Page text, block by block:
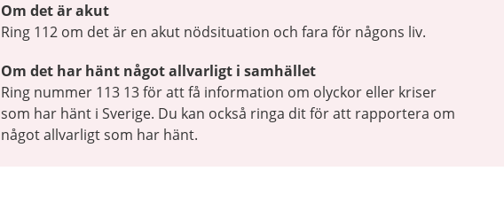
Om det är akut
Ring 112 om det är en akut nödsituation och fara för någons liv.
Om det har hänt något allvarligt i samhället
Ring nummer 113 13 för att få information om olyckor eller kriser
som har hänt i Sverige. Du kan också ringa dit för att rapportera om
något allvarligt som har hänt.